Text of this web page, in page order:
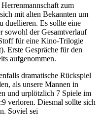
zum
mit alten Bekannten um
duellieren. Es sollte eine
sowohl der Gesamtverlauf
für eine Kino-Trilogie
Erste Gespräche für den
aufgenommen.
dramatische Rückspiel
als unsere Mannen in
und urplötzlich 7 Spiele im
verloren. Diesmal sollte sich
Soviel sei